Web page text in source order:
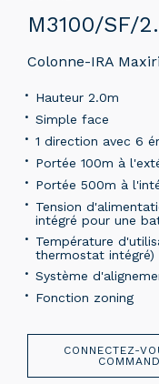
M3100/SF/
Colonne-IRA
Hauteur 2.0m
Simple face
1 direction avec 6
Portée 100m à
Portée 500m à
Tension
intégré pour une
Température
thermostat intégré)
Système
Fonction zoning
CONNECTEZ-